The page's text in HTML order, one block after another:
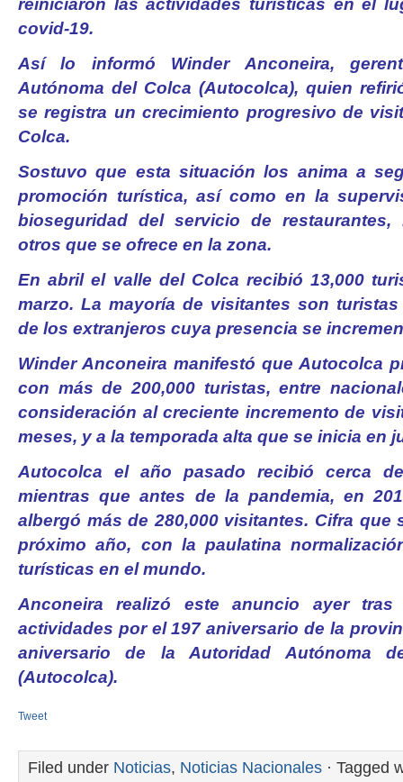
reiniciaron las actividades turísticas en el
covid-19.
Así lo informó Winder Anconeira,
Autónoma del Colca (Autocolca), quien
se registra un crecimiento progresivo de
Colca.
Sostuvo que esta situación los anima a
promoción turística, así como en la
bioseguridad del servicio de restaurantes,
otros que se ofrece en la zona.
En abril el valle del Colca recibió 13,000
marzo. La mayoría de visitantes son
de los extranjeros cuya presencia se
Winder Anconeira manifestó que Autocolca
con más de 200,000 turistas, entre
consideración al creciente incremento de
meses, y a la temporada alta que se inicia en
Autocolca el año pasado recibió cerca
mientras que antes de la pandemia, en
albergó más de 280,000 visitantes. Cifra que
próximo año, con la paulatina
turísticas en el mundo.
Anconeira realizó este anuncio ayer
actividades por el 197 aniversario de la
aniversario de la Autoridad Autónoma
(Autocolca).
Tweet
Filed under Noticias, Noticias Nacionales · Tagged